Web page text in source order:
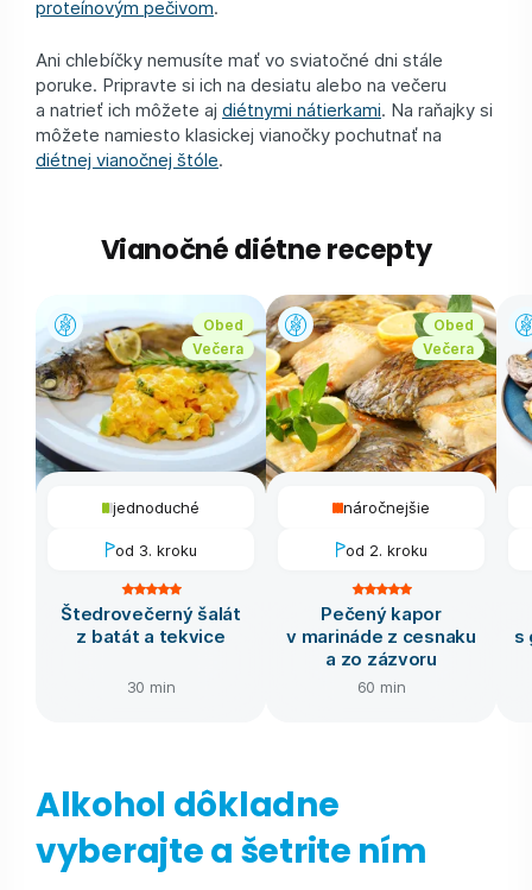
proteínovým pečivom.
Ani chlebíčky nemusíte mať vo sviatočné dni stále
poruke. Pripravte si ich na desiatu alebo na večeru
a natrieť ich môžete aj diétnymi nátierkami. Na raňajky si
môžete namiesto klasickej vianočky pochutnať na
diétnej vianočnej štóle.
Vianočné diétne recepty
Obed
Večera
jednoduché
od 3. kroku
Štedrovečerný šalát
z batát a tekvice
30 min
Obed
Večera
náročnejšie
od 2. kroku
Pečený kapor
v marináde z cesnaku
a zo zázvoru
60 min
s
Alkohol dôkladne
vyberajte a šetrite ním